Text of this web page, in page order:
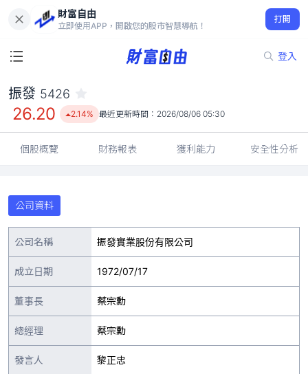
財富自由
立即使用APP，開啟您的股市智慧導航！
打開
登入
26.20
2.14%
振發 5426
26.20 2.14% 最近更新時間： 2026/08/06 05:30
個股概覽 財務報表 獲利能力 安全性分析
公司資料
公司名稱 振發實業股份有限公司
成立日期 1972/07/17
董事長 蔡宗勳
總經理 蔡宗勳
發言人 黎正忠